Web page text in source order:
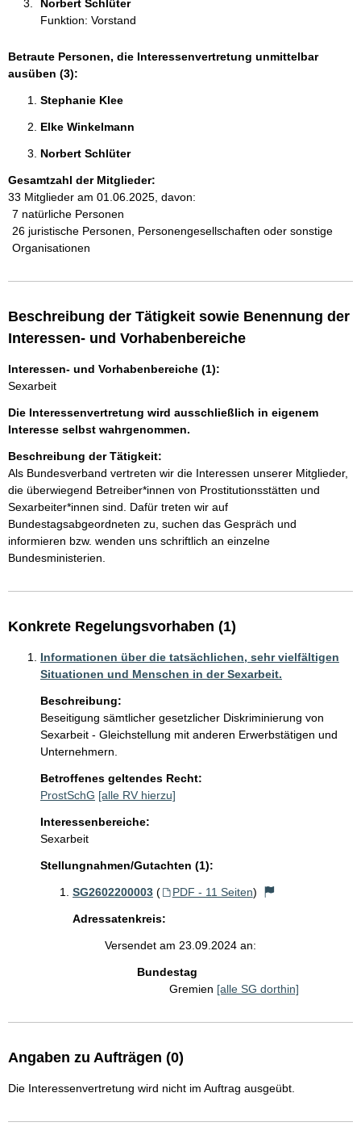
Norbert Schlüter
Funktion: Vorstand
Betraute Personen, die Interessenvertretung unmittelbar
ausüben (3):
Stephanie Klee
Elke Winkelmann
Norbert Schlüter
Gesamtzahl der Mitglieder:
33 Mitglieder am 01.06.2025, davon:
7 natürliche Personen
26 juristische Personen, Personengesellschaften oder sonstige
Organisationen
Beschreibung der Tätigkeit sowie Benennung der
Interessen- und Vorhabenbereiche
Interessen- und Vorhabenbereiche (1):
Sexarbeit
Die Interessenvertretung wird ausschließlich in eigenem
Interesse selbst wahrgenommen.
Beschreibung der Tätigkeit:
Als Bundesverband vertreten wir die Interessen unserer Mitglieder,
die überwiegend Betreiber*innen von Prostitutionsstätten und
Sexarbeiter*innen sind. Dafür treten wir auf
Bundestagsabgeordneten zu, suchen das Gespräch und
informieren bzw. wenden uns schriftlich an einzelne
Bundesministerien.
Konkrete Regelungsvorhaben (1)
Informationen über die tatsächlichen, sehr vielfältigen
Situationen und Menschen in der Sexarbeit.
Beschreibung:
Beseitigung sämtlicher gesetzlicher Diskriminierung von
Sexarbeit - Gleichstellung mit anderen Erwerbstätigen und
Unternehmern.
Betroffenes geltendes Recht:
ProstSchG [alle RV hierzu]
Interessenbereiche:
Sexarbeit
Stellungnahmen/Gutachten (1):
SG2602200003 ( PDF - 11 Seiten)
Adressatenkreis:
Versendet am 23.09.2024 an:
Bundestag
Gremien [alle SG dorthin]
Angaben zu Aufträgen (0)
Die Interessenvertretung wird nicht im Auftrag ausgeübt.